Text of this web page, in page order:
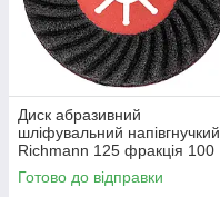
Диск абразивний
шліфувальний напівгнучкий
Richmann 125 фракція 100
(C4666)
Готово до відправки